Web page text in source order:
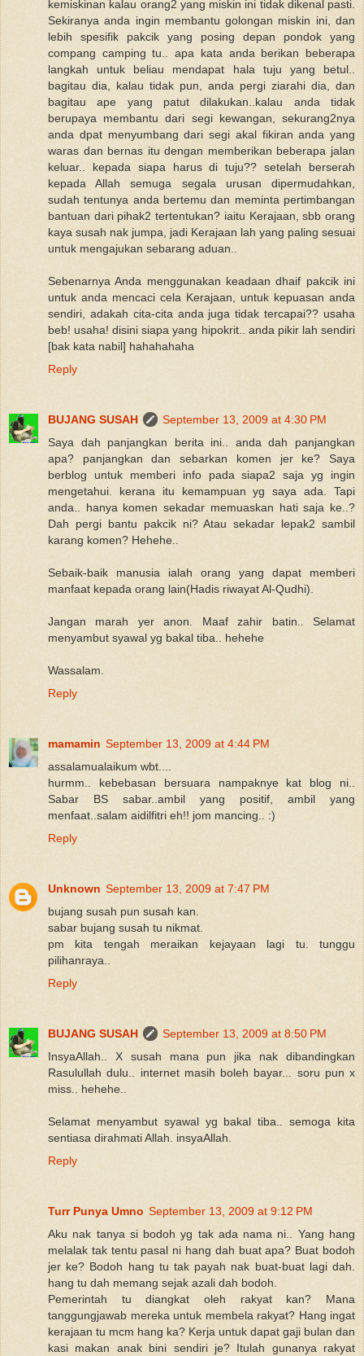
kemiskinan kalau orang2 yang miskin ini tidak dikenal pasti.
Sekiranya anda ingin membantu golongan miskin ini, dan
lebih spesifik pakcik yang posing depan pondok yang
compang camping tu.. apa kata anda berikan beberapa
langkah untuk beliau mendapat hala tuju yang betul..
bagitau dia, kalau tidak pun, anda pergi ziarahi dia, dan
bagitau ape yang patut dilakukan..kalau anda tidak
berupaya membantu dari segi kewangan, sekurang2nya
anda dpat menyumbang dari segi akal fikiran anda yang
waras dan bernas itu dengan memberikan beberapa jalan
keluar.. kepada siapa harus di tuju?? setelah berserah
kepada Allah semuga segala urusan dipermudahkan,
sudah tentunya anda bertemu dan meminta pertimbangan
bantuan dari pihak2 tertentukan? iaitu Kerajaan, sbb orang
kaya susah nak jumpa, jadi Kerajaan lah yang paling sesuai
untuk mengajukan sebarang aduan..
Sebenarnya Anda menggunakan keadaan dhaif pakcik ini
untuk anda mencaci cela Kerajaan, untuk kepuasan anda
sendiri, adakah cita-cita anda juga tidak tercapai?? usaha
beb! usaha! disini siapa yang hipokrit.. anda pikir lah sendiri
[bak kata nabil] hahahahaha
Reply
BUJANG SUSAH
September 13, 2009 at 4:30 PM
Saya dah panjangkan berita ini.. anda dah panjangkan
apa? panjangkan dan sebarkan komen jer ke? Saya
berblog untuk memberi info pada siapa2 saja yg ingin
mengetahui. kerana itu kemampuan yg saya ada. Tapi
anda.. hanya komen sekadar memuaskan hati saja ke..?
Dah pergi bantu pakcik ni? Atau sekadar lepak2 sambil
karang komen? Hehehe..
Sebaik-baik manusia ialah orang yang dapat memberi
manfaat kepada orang lain(Hadis riwayat Al-Qudhi).
Jangan marah yer anon. Maaf zahir batin.. Selamat
menyambut syawal yg bakal tiba.. hehehe
Wassalam.
Reply
mamamin September 13, 2009 at 4:44 PM
assalamualaikum wbt....
hurmm.. kebebasan bersuara nampaknye kat blog ni..
Sabar BS sabar..ambil yang positif, ambil yang
menfaat..salam aidilfitri eh!! jom mancing.. :)
Reply
Unknown September 13, 2009 at 7:47 PM
bujang susah pun susah kan.
sabar bujang susah tu nikmat.
pm kita tengah meraikan kejayaan lagi tu. tunggu
pilihanraya..
Reply
BUJANG SUSAH
September 13, 2009 at 8:50 PM
InsyaAllah.. X susah mana pun jika nak dibandingkan
Rasulullah dulu.. internet masih boleh bayar... soru pun x
miss.. hehehe..
Selamat menyambut syawal yg bakal tiba.. semoga kita
sentiasa dirahmati Allah. insyaAllah.
Reply
Turr Punya Umno September 13, 2009 at 9:12 PM
Aku nak tanya si bodoh yg tak ada nama ni.. Yang hang
melalak tak tentu pasal ni hang dah buat apa? Buat bodoh
jer ke? Bodoh hang tu tak payah nak buat-buat lagi dah.
hang tu dah memang sejak azali dah bodoh.
Pemerintah tu diangkat oleh rakyat kan? Mana
tanggungjawab mereka untuk membela rakyat? Hang ingat
kerajaan tu mcm hang ka? Kerja untuk dapat gaji bulan dan
kasi makan anak bini sendiri je? Itulah gunanya rakyat